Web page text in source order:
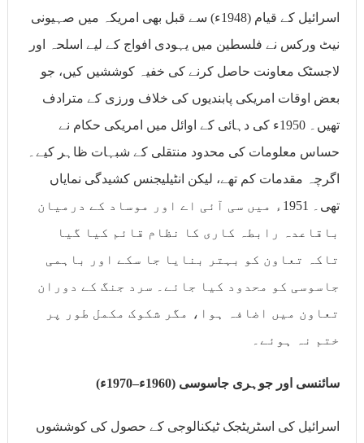
اسرائیل کے قیام (1948ء) سے قبل بھی امریکہ میں صہیونی
نیٹ ورکس نے فلسطین میں یہودی افواج کے لیے اسلحہ اور
لاجسٹک معاونت حاصل کرنے کی خفیہ کوششیں کیں، جو
بعض اوقات امریکی پابندیوں کی خلاف ورزی کے مترادف
تھیں۔ 1950ء کی دہائی کے اوائل میں امریکی حکام نے
حساس معلومات کی محدود منتقلی کے شبہات ظاہر کیے۔
اگرچہ مقدمات کم تھے، لیکن انٹیلیجنس کشیدگی نمایاں
تھی۔ 1951ء میں سی آئی اے اور موساد کے درمیان
باقاعدہ رابطہ کاری کا نظام قائم کیا گیا
تاکہ تعاون کو بہتر بنایا جا سکے اور باہمی
جاسوسی کو محدود کیا جائے۔ سرد جنگ کے دوران
تعاون میں اضافہ ہوا، مگر شکوک مکمل طور پر
ختم نہ ہوئے۔
سائنسی اور جوہری جاسوسی (1960ء–1970ء)
اسرائیل کی اسٹریٹجک ٹیکنالوجی کے حصول کی کوششوں